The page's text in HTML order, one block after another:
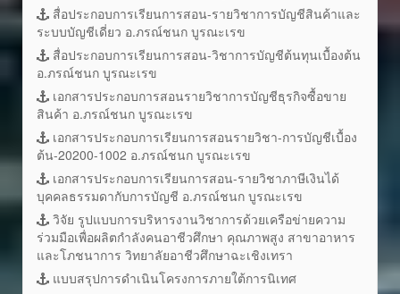
สื่อประกอบการเรียนการสอน-รายวิชาการบัญชีสินค้าและ
ระบบบัญชีเดี่ยว อ.ภรณ์ชนก บูรณะเรข
สื่อประกอบการเรียนการสอน-วิชาการบัญชีต้นทุนเบื้องต้น
อ.ภรณ์ชนก บูรณะเรข
เอกสารประกอบการสอนรายวิชาการบัญชีธุรกิจซื้อขาย
สินค้า อ.ภรณ์ชนก บูรณะเรข
เอกสารประกอบการเรียนการสอนรายวิชา-การบัญชีเบื้อง
ต้น-20200-1002 อ.ภรณ์ชนก บูรณะเรข
เอกสารประกอบการเรียนการสอน-รายวิชาภาษีเงินได้
บุคคลธรรมดากับการบัญชี อ.ภรณ์ชนก บูรณะเรข
วิจัย รูปแบบการบริหารงานวิชาการด้วยเครือข่ายความ
ร่วมมือเพื่อผลิตกำลังคนอาชีวศึกษา คุณภาพสูง สาขาอาหาร
และโภชนาการ วิทยาลัยอาชีวศึกษาฉะเชิงเทรา
แบบสรุปการดำเนินโครงการภายใต้การนิเทศ